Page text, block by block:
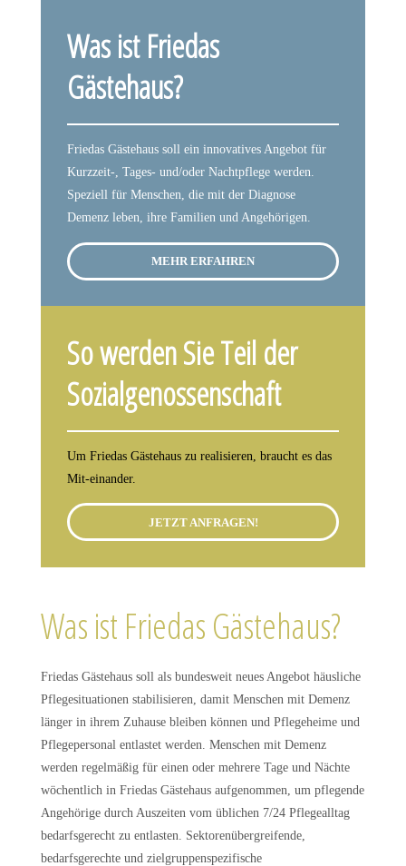
Was ist Friedas
Gästehaus?
Friedas Gästehaus soll ein innovatives Angebot für
Kurzzeit-, Tages- und/oder Nachtpflege werden.
Speziell für Menschen, die mit der Diagnose
Demenz leben, ihre Familien und Angehörigen.
MEHR ERFAHREN
So werden Sie Teil der
Sozialgenossenschaft
Um Friedas Gästehaus zu realisieren, braucht es das
Mit-einander.
JETZT ANFRAGEN!
Was ist Friedas Gästehaus?
Friedas Gästehaus soll als bundesweit neues Angebot häusliche
Pflegesituationen stabilisieren, damit Menschen mit Demenz
länger in ihrem Zuhause bleiben können und Pflegeheime und
Pflegepersonal entlastet werden. Menschen mit Demenz
werden regelmäßig für einen oder mehrere Tage und Nächte
wöchentlich in Friedas Gästehaus aufgenommen, um pflegende
Angehörige durch Auszeiten vom üblichen 7/24 Pflegealltag
bedarfsgerecht zu entlasten. Sektorenübergreifende,
bedarfsgerechte und zielgruppenspezifische